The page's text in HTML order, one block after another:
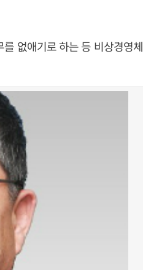
없애기로 하는 등 비상경영체